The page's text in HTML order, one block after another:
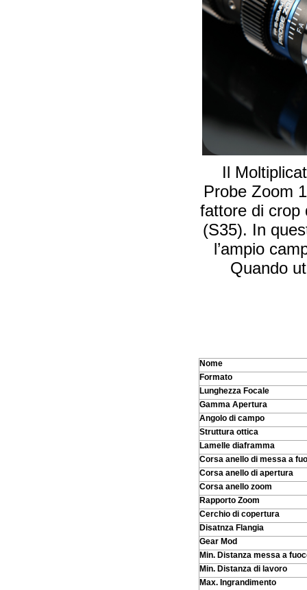
Il
Probe Zoom
fattore di crop
(S35). In
l’ampio
Quando
Nome
Formato
Lunghezza Focale
Gamma Apertura
Angolo di campo
Struttura ottica
Lamelle diaframma
Corsa anello di messa a
Corsa anello di apertura
Corsa anello zoom
Rapporto Zoom
Cerchio di copertura
Disatnza Flangia
Gear Mod
Min. Distanza messa a
Min. Distanza di lavoro
Max. Ingrandimento